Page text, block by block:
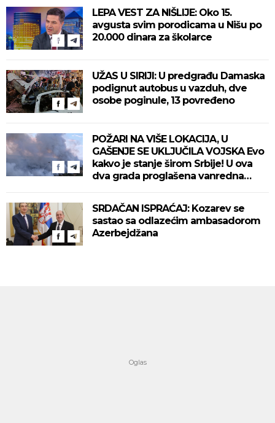
LEPA VEST ZA NIŠLIJE: Oko 15.
avgusta svim porodicama u Nišu po
20.000 dinara za školarce
UŽAS U SIRIJI: U predgrađu Damaska
podignut autobus u vazduh, dve
osobe poginule, 13 povređeno
POŽARI NA VIŠE LOKACIJA, U
GAŠENJE SE UKLJUČILA VOJSKA Evo
kakvo je stanje širom Srbije! U ova
dva grada proglašena vanredna
SRDAČAN ISPRAĆAJ: Kozarev se
sastao sa odlazećim ambasadorom
Azerbejdžana